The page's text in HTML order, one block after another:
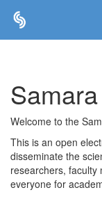
Welcome to the
This is an open
disseminate the
researchers, faculty
everyone for